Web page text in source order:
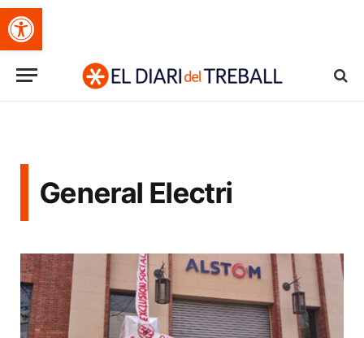
Obre la barra d'eines
General Electri